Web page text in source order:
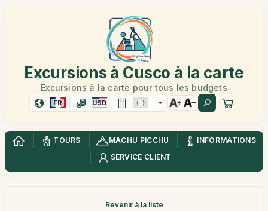
Excursions à Cusco à la carte
Excursions à la carte pour tous les budgets
FR USD
TOURS MACHU PICCHU
INFORMATIONS
SERVICE CLIENT
Revenir à la liste